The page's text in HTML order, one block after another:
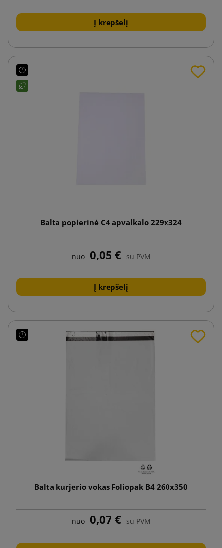
Į krepšelį
Balta popierinė C4 apvalkalo 229x324
nuo 0,05 € su PVM
Į krepšelį
Balta kurjerio vokas Foliopak B4 260x350
nuo 0,07 € su PVM